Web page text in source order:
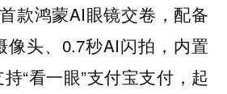
款鸿蒙AI眼镜交卷，配备
像头、0.7秒AI闪拍，内置
“看一眼”支付宝支付，起